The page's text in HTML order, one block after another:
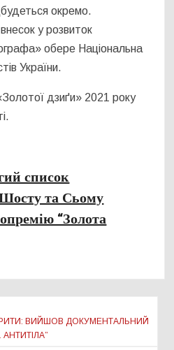
окремо.
у розвиток
обере Національна
України.
дзиґи» 2021 року
список
та Сьому
“Золота
ВИЙШОВ ДОКУМЕНТАЛЬНИЙ
АНТИТІЛА”